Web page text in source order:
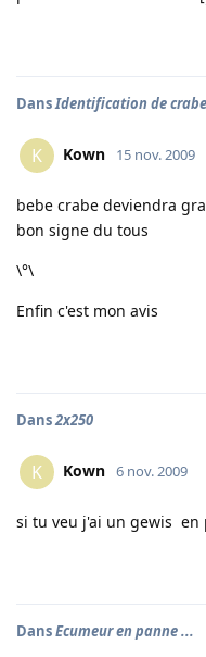
DansIdentification de
K Kown 15 nov. 2009
bebe crabe deviendra
bon signe du tous
\°\
Enfin c'est mon avis
Dans2x250
K Kown 6 nov. 2009
si tu veu j'ai un gewis
DansEcumeur en panne ...